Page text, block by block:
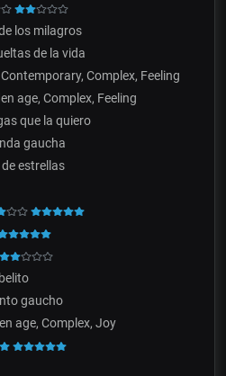
los milagros
de la vida
Complex, Feeling
age, Complex, Feeling
que la quiero
gaucha
estrellas
gaucho
age, Complex, Joy